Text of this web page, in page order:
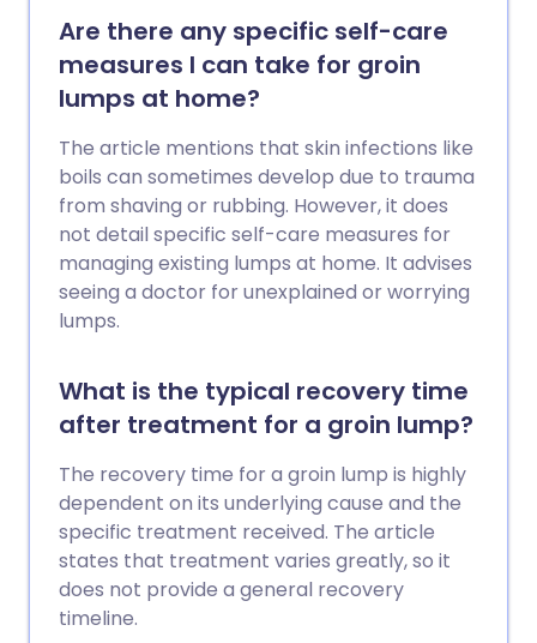
Are there any specific self-care
measures I can take for groin
lumps at home?
The article mentions that skin infections like
boils can sometimes develop due to trauma
from shaving or rubbing. However, it does
not detail specific self-care measures for
managing existing lumps at home. It advises
seeing a doctor for unexplained or worrying
lumps.
What is the typical recovery time
after treatment for a groin lump?
The recovery time for a groin lump is highly
dependent on its underlying cause and the
specific treatment received. The article
states that treatment varies greatly, so it
does not provide a general recovery
timeline.